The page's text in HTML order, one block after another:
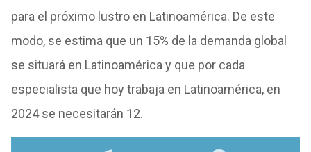
para el próximo lustro en Latinoamérica. De este
modo, se estima que un 15% de la demanda global
se situará en Latinoamérica y que por cada
especialista que hoy trabaja en Latinoamérica, en
2024 se necesitarán 12.